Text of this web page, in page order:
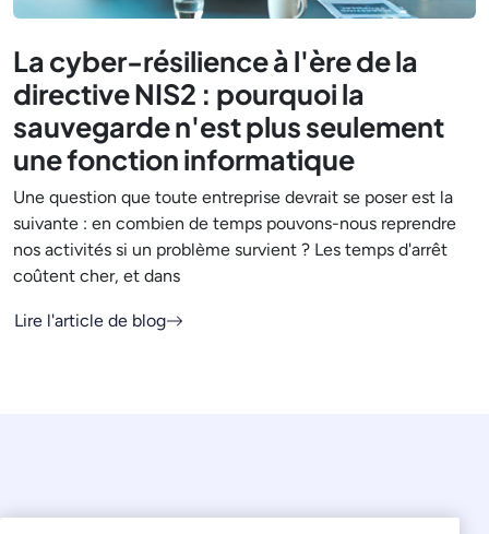
La cyber-résilience à l'ère de la
directive NIS2 : pourquoi la
sauvegarde n'est plus seulement
une fonction informatique
Une question que toute entreprise devrait se poser est la
suivante : en combien de temps pouvons-nous reprendre
nos activités si un problème survient ? Les temps d'arrêt
coûtent cher, et dans
Lire l'article de blog